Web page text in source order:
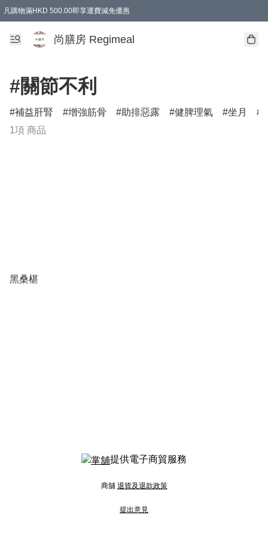
凡購物滿HKD 500.00即享運費減免優惠
尚膳房 Regimeal
#關節不利
補益肝腎 增強筋骨 助排惡露 健脾理氣 坐月
1項 商品
黑桑椹
提供電子商貿服務
商舖 退貨及退款政策
提出意見